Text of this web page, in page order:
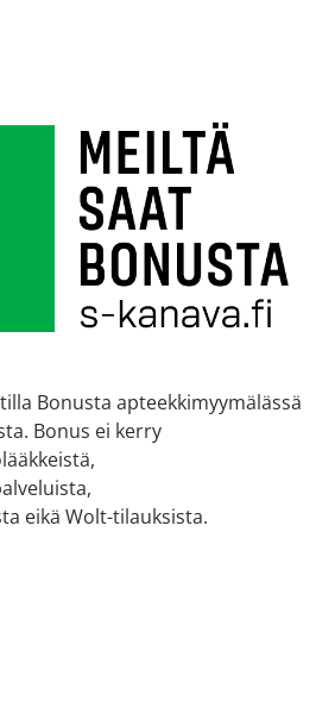
Bonusta apteekkimyymälässä
Bonus ei kerry
eikä Wolt-tilauksista.